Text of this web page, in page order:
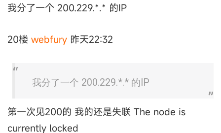
我分了一个 200.229.*.* 的IP
20楼 webfury 昨天22:32
我分了一个 200.229.*.* 的IP
第一次见200的 我的还是失联 The node is
currently locked